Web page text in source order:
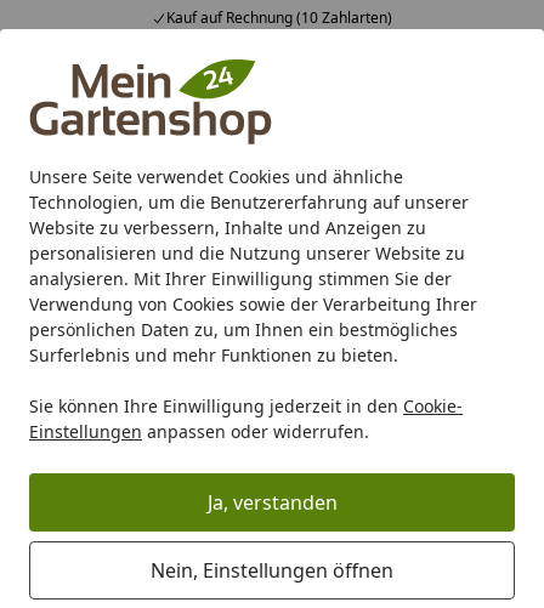
Unsere Seite verwendet Cookies und ähnliche
Technologien, um die Benutzererfahrung auf unserer
Website zu verbessern, Inhalte und Anzeigen zu
personalisieren und die Nutzung unserer Website zu
analysieren. Mit Ihrer Einwilligung stimmen Sie der
Verwendung von Cookies sowie der Verarbeitung Ihrer
persönlichen Daten zu, um Ihnen ein bestmögliches
Surferlebnis und mehr Funktionen zu bieten.
Sie können Ihre Einwilligung jederzeit in den Cookie-
Einstellungen anpassen oder widerrufen.
Ja, verstanden
Nein, Einstellungen öffnen
Kauf auf Rechnung (10 Zahlarten)
Alle Produkte
Mein Konto
Suchen
Startseite
Sole-Therme-Pur und Sole-Aqua-Premium
Vorteile und Funktionsweise Sole-
Therme-Pur und Sole-Aqua-
Premium
Salzhaltige Luft durch Salzverdampfung - ein
Gefühl wie ein Tag am Meer